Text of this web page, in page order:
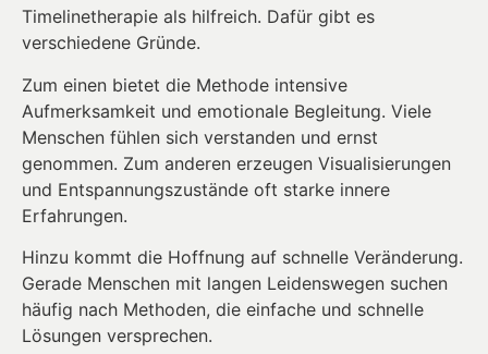
Timelinetherapie als hilfreich. Dafür gibt es
verschiedene Gründe.
Zum einen bietet die Methode intensive
Aufmerksamkeit und emotionale Begleitung. Viele
Menschen fühlen sich verstanden und ernst
genommen. Zum anderen erzeugen Visualisierungen
und Entspannungszustände oft starke innere
Erfahrungen.
Hinzu kommt die Hoffnung auf schnelle Veränderung.
Gerade Menschen mit langen Leidenswegen suchen
häufig nach Methoden, die einfache und schnelle
Lösungen versprechen.